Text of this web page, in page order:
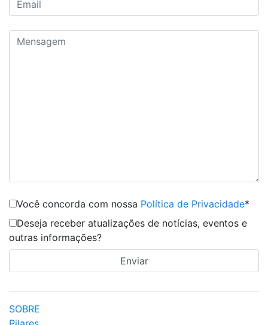
Você concorda com nossa Política de Privacidade*
Deseja receber atualizações de notícias, eventos e
outras informações?
SOBRE